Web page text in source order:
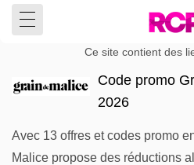
Ce site contient des
Code promo
2026
Avec 13 offres et codes promo
Malice propose des réductions